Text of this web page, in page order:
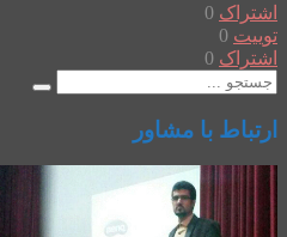
اشتراک 0
توییت 0
اشتراک 0
ارتباط با مشاور